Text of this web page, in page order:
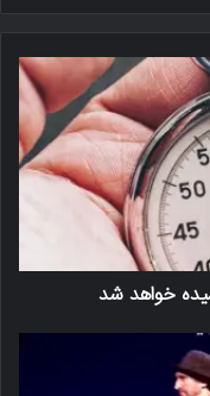
خواهد شد